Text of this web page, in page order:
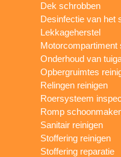
Dek schrobben
Desinfectie van het
Lekkageherstel
Motorcompartiment
Onderhoud van
Opbergruimtes
Relingen reinigen
Roersysteem
Romp
Sanitair reinigen
Stoffering reinigen
Stoffering reparatie